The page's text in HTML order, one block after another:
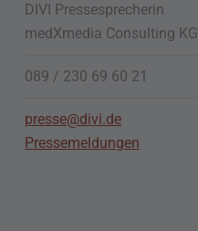
DIVI Pressesprecherin
medXmedia Consulting KG
089 / 230 69 60 21
presse@divi.de
Pressemeldungen